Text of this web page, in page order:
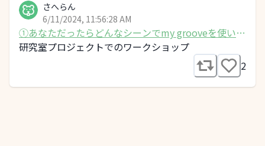
さへらん
6/11/2024, 11:56:28 AM
①あなただったらどんなシーンでmy grooveを使いた
いですか？
研究室プロジェクトでのワークショップ
2